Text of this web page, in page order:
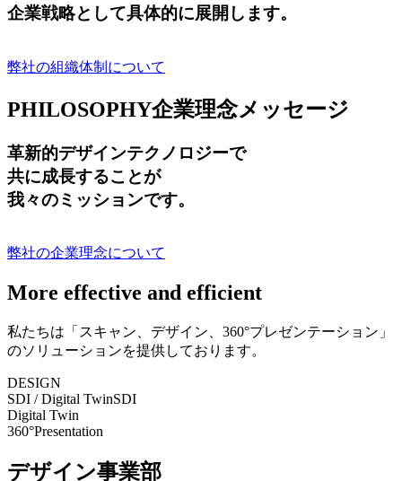
企業戦略として具体的に展開します。
弊社の組織体制について
PHILOSOPHY企業理念メッセージ
革新的デザインテクノロジーで
共に成長することが
我々のミッションです。
弊社の企業理念について
More effective and efficient
私たちは「スキャン、デザイン、360°プレゼンテーション」
のソリューションを提供しております。
DESIGN
SDI / Digital TwinSDI
Digital Twin
360°Presentation
デザイン事業部